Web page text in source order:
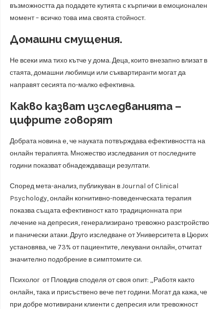
възможността да подадете кутията с кърпички в емоционален
момент – всичко това има своята стойност.
Домашни смущения.
Не всеки има тихо кътче у дома. Деца, които внезапно влизат в
стаята, домашни любимци или съквартиранти могат да
направят сесията по-малко ефективна.
Какво казват изследванията –
цифрите говорят
Добрата новина е, че науката потвърждава ефективността на
онлайн терапията. Множество изследвания от последните
години показват обнадеждаващи резултати.
Според мета-анализ, публикуван в Journal of Clinical
Psychology, онлайн когнитивно-поведенческата терапия
показва същата ефективност като традиционната при
лечение на депресия, генерализирано тревожно разстройство
и панически атаки. Друго изследване от Университета в Цюрих
установява, че 73% от пациентите, лекувани онлайн, отчитат
значително подобрение в симптомите си.
Психолог от Пловдив споделя от своя опит: „Работя както
онлайн, така и присъствено вече пет години. Могат да кажа, че
при добре мотивирани клиенти с депресия или тревожност